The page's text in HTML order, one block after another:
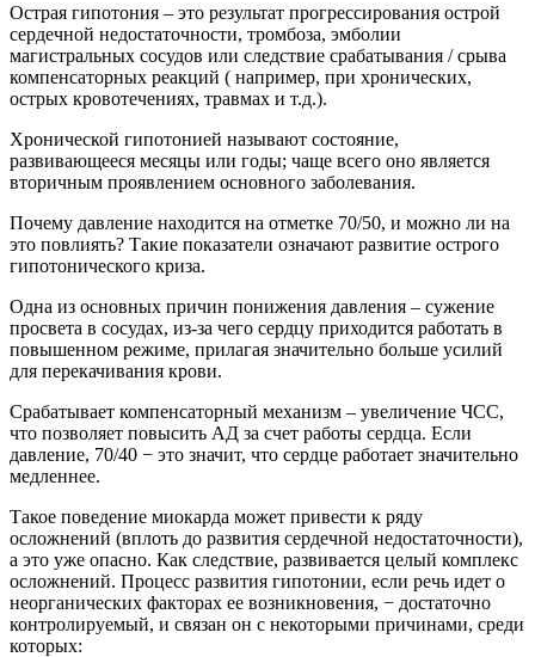
Острая гипотония – это результат прогрессирования острой
сердечной недостаточности, тромбоза, эмболии
магистральных сосудов или следствие срабатывания / срыва
компенсаторных реакций ( например, при хронических,
острых кровотечениях, травмах и т.д.).
Хронической гипотонией называют состояние,
развивающееся месяцы или годы; чаще всего оно является
вторичным проявлением основного заболевания.
Почему давление находится на отметке 70/50, и можно ли на
это повлиять? Такие показатели означают развитие острого
гипотонического криза.
Одна из основных причин понижения давления – сужение
просвета в сосудах, из-за чего сердцу приходится работать в
повышенном режиме, прилагая значительно больше усилий
для перекачивания крови.
Срабатывает компенсаторный механизм – увеличение ЧСС,
что позволяет повысить АД за счет работы сердца. Если
давление, 70/40 − это значит, что сердце работает значительно
медленнее.
Такое поведение миокарда может привести к ряду
осложнений (вплоть до развития сердечной недостаточности),
а это уже опасно. Как следствие, развивается целый комплекс
осложнений. Процесс развития гипотонии, если речь идет о
неорганических факторах ее возникновения, − достаточно
контролируемый, и связан он с некоторыми причинами, среди
которых: